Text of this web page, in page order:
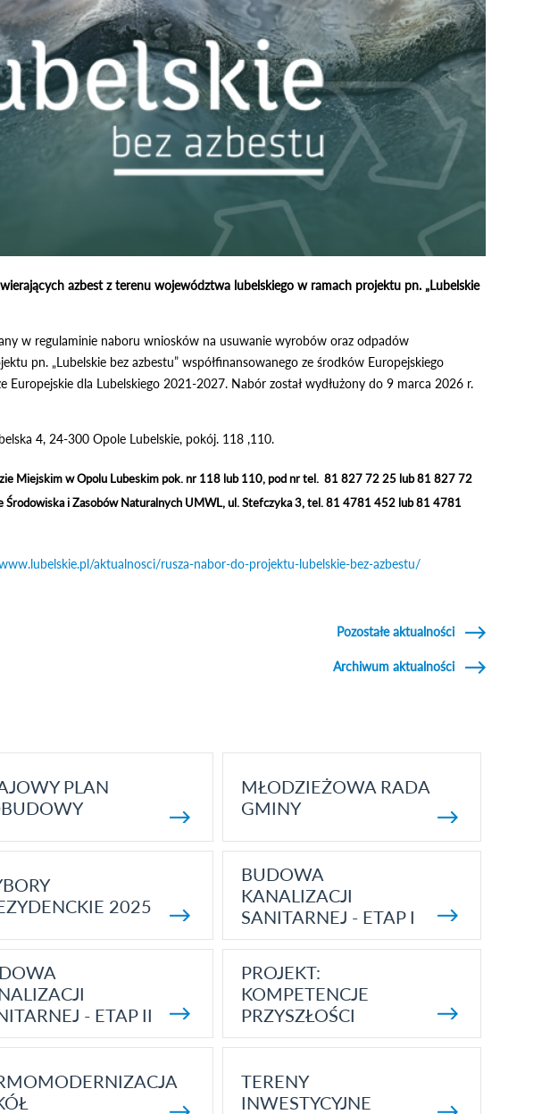
azbest z terenu województwa lubelskiego w ramach projektu pn. „Lubelskie
w regulaminie naboru wniosków na usuwanie wyrobów oraz odpadów
pn. „Lubelskie bez azbestu” współfinansowanego ze środków Europejskiego
Europejskie dla Lubelskiego 2021-2027. Nabór został wydłużony do 9 marca 2026 r.
4, 24-300 Opole Lubelskie, pokój. 118 ,110.
Miejskim w Opolu Lubeskim pok. nr 118 lub 110, pod nr tel. 81 827 72 25 lub 81 827 72
Środowiska i Zasobów Naturalnych UMWL, ul. Stefczyka 3, tel. 81 4781 452 lub 81 4781
aktualnosci/rusza-nabor-do-projektu-lubelskie-bez-azbestu/
Pozostałe aktualności
Archiwum aktualności
PLAN
MŁODZIEŻOWA RADA
GMINY
2025
BUDOWA
KANALIZACJI
SANITARNEJ - ETAP I
- ETAP II
PROJEKT:
KOMPETENCJE
PRZYSZŁOŚCI
TERENY
INWESTYCYJNE